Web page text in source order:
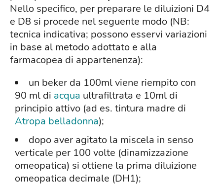
Nello specifico, per preparare le diluizioni D4
e D8 si procede nel seguente modo (NB:
tecnica indicativa; possono esservi variazioni
in base al metodo adottato e alla
farmacopea di appartenenza):
un beker da 100ml viene riempito con
90 ml di acqua ultrafiltrata e 10ml di
principio attivo (ad es. tintura madre di
Atropa belladonna);
dopo aver agitato la miscela in senso
verticale per 100 volte (dinamizzazione
omeopatica) si ottiene la prima diluizione
omeopatica decimale (DH1);